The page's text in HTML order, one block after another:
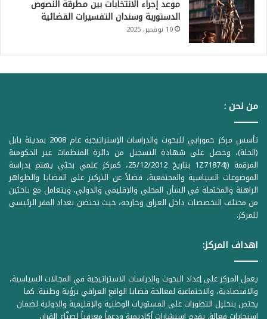
موعد إجراء الانتخابات بين مطرقة النصوص
الدستورية وسندان التفسيرات القضائية
10 نوفمبر، 2025
من نحن :
تأسس مركز حمورابي للبحوث والدراسات الإستراتيجية عام 2008 بمدينة بابل
(الحلة)، وحصل على شهادة التسجيل من دائرة المنظمات غير الحكومية
المرقمة ((1Z71874 بتاريخ 25/12/2012، كمركز علمي بحثي يهتم بدراسة
الموضوعات السياسية والمجتمعية، فضلاً عن التركيز على القضايا والظواهر
الراهنة والمحتملة في الشأن المحلي والإقليمي والدولي، ويتعامل مع باحثين
من مختلف التخصصات داخل العراق وخارجه، حيث تحتضن بغداد المقر الرئيسي
للمركز.
اهداف المركز:
يعمل المركز على إعداد البحوث والدراسات الاستراتيجية في المجالات السياسية،
والاقتصادية، والاجتماعية لمعالجة قضايا الواقع العراقي برؤية وطنية. كما
يختص بتحليل التطورات على المستويات الوطنية والإقليمية والدولية لضمان